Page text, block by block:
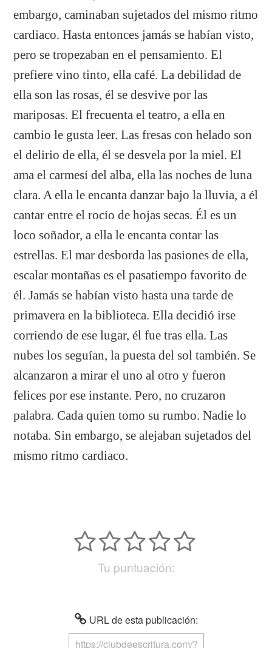
embargo, caminaban sujetados del mismo ritmo
cardiaco. Hasta entonces jamás se habían visto,
pero se tropezaban en el pensamiento. El
prefiere vino tinto, ella café. La debilidad de
ella son las rosas, él se desvive por las
mariposas. El frecuenta el teatro, a ella en
cambio le gusta leer. Las fresas con helado son
el delirio de ella, él se desvela por la miel. El
ama el carmesí del alba, ella las noches de luna
clara. A ella le encanta danzar bajo la lluvia, a él
cantar entre el rocío de hojas secas. Él es un
loco soñador, a ella le encanta contar las
estrellas. El mar desborda las pasiones de ella,
escalar montañas es el pasatiempo favorito de
él. Jamás se habían visto hasta una tarde de
primavera en la biblioteca. Ella decidió irse
corriendo de ese lugar, él fue tras ella. Las
nubes los seguían, la puesta del sol también. Se
alcanzaron a mirar el uno al otro y fueron
felices por ese instante. Pero, no cruzaron
palabra. Cada quien tomo su rumbo. Nadie lo
notaba. Sin embargo, se alejaban sujetados del
mismo ritmo cardiaco.
Tu puntuación:
URL de esta publicación: